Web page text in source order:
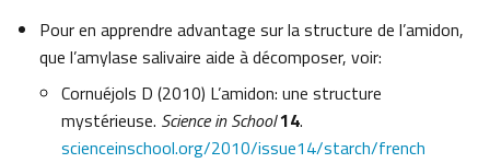
Pour en apprendre advantage sur la structure de l’amidon,
que l’amylase salivaire aide à décomposer, voir:
Cornuéjols D (2010) L’amidon: une structure
mystérieuse. Science in School14.
scienceinschool.org/2010/issue14/starch/french